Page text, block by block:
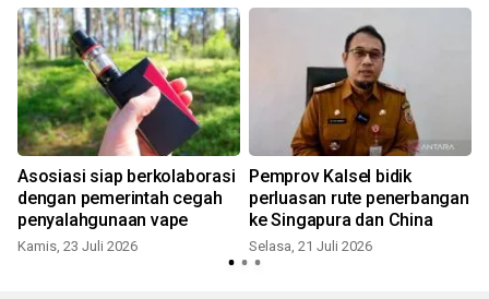
Asosiasi siap berkolaborasi
dengan pemerintah cegah
penyalahgunaan vape
Kamis, 23 Juli 2026
Pemprov Kalsel bidik
perluasan rute penerbangan
ke Singapura dan China
Selasa, 21 Juli 2026